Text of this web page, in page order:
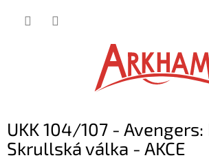
UKK 104/107 - Avengers:
Skrullská válka - AKCE